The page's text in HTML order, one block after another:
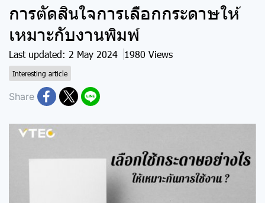
การตัดสินใจการเลือกกระดาษให้
เหมาะกับงานพิมพ์
Last updated: 2 May 2024 1980 Views
Interesting article
Share